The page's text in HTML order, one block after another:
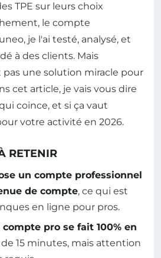
TPE sur leurs choix
le compte
je l'ai testé, analysé, et
à des clients. Mais
une solution miracle pour
cet article, je vais vous dire
coince, et si ça vaut
votre activité en 2026.
RETENIR
un compte professionnel
de compte, ce qui est
en ligne pour pros.
pro se fait 100% en
15 minutes, mais attention